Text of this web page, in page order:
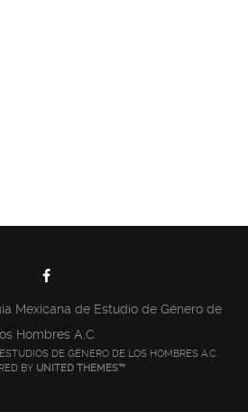
Mexicana de Estudio de Género de
Hombres A.C.
DE GÉNERO DE LOS HOMBRES A.C.
BY UNITED THEMES™